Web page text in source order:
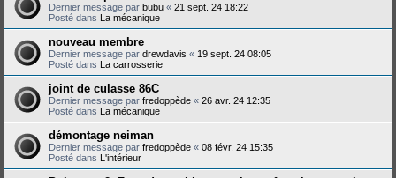
Dernier message par bubu « 21 sept. 24 18:22
Posté dans La mécanique
nouveau membre
Dernier message par drewdavis « 19 sept. 24 08:05
Posté dans La carrosserie
joint de culasse 86C
Dernier message par fredoppède « 26 avr. 24 12:35
Posté dans La mécanique
démontage neiman
Dernier message par fredoppède « 08 févr. 24 15:35
Posté dans L'intérieur